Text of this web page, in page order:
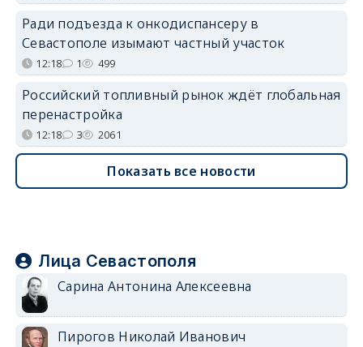
Ради подъезда к онкодиспансеру в
Севастополе изымают частный участок
12:18 1 499
Российский топливный рынок ждёт глобальная
перенастройка
12:18 3 2061
Показать все новости
Лица Севастополя
Сарина Антонина Алексеевна
Пирогов Николай Иванович